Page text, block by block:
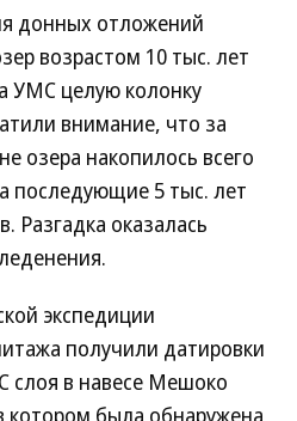
донных отложений
возрастом 10 тыс. лет
УМС целую колонку
внимание, что за
озера накопилось всего
последующие 5 тыс. лет
оказалась
экспедиции
получили датировки
слоя в навесе Мешоко
котором была обнаружена